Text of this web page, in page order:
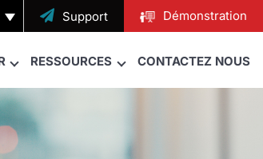
 Support Démonstration
RESSOURCES CONTACTEZ NOUS